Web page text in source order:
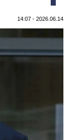
2026.06.14
-
14:07